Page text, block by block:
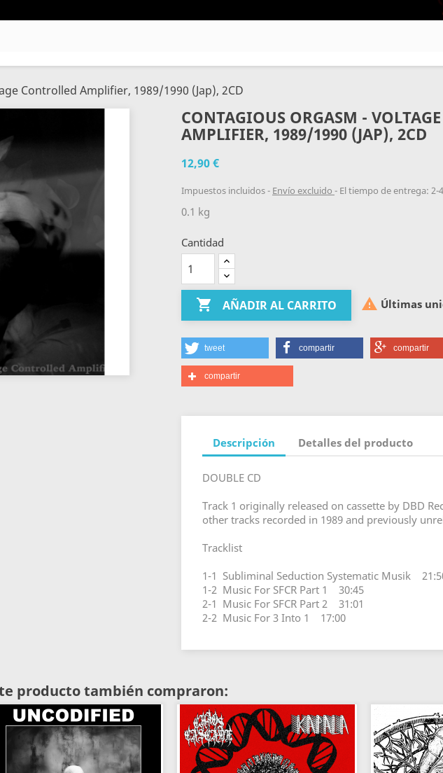
Controlled Amplifier, 1989/1990 (Jap), 2CD
CONTAGIOUS ORGASM -
AMPLIFIER, 1989/1990 (JAP), 2CD
12,90 €
Impuestos incluidos Envío excluido El tiempo de entrega: 2-
0.1 kg
Cantidad
 AÑADIR AL CARRITO  Últimas
tweet compartir compartir
compartir
Descripción Detalles del producto
DOUBLE CD
Track 1 originally released on cassette by DBD
other tracks recorded in 1989 and previously
Tracklist
1-1 Subliminal Seduction Systematic Musik
1-2 Music For SFCR Part 1 30:45
2-1 Music For SFCR Part 2 31:01
2-2 Music For 3 Into 1 17:00
producto también compraron: